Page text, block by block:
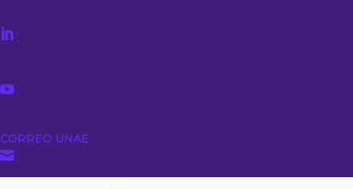


CORREO UNAE
